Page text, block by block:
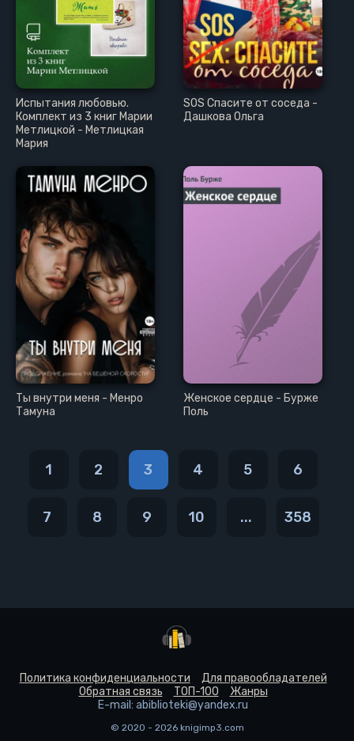
Испытания любовью.
Комплект из 3 книг Марии
Метлицкой - Метлицкая
Мария
SOS Спасите от соседа -
Дашкова Ольга
Ты внутри меня - Менро
Тамуна
Женское сердце - Бурже
Поль
1 2 3 4 5 6
7 8 9 10 ... 358
Политика конфиденциальности
Для правообладателей
Обратная связь
ТОП-100
Жанры
E-mail: abiblioteki@yandex.ru
© 2020 - 2026 knigimp3.com